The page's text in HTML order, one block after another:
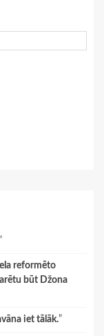
”
reformēto
būt Džona
iet tālāk.”